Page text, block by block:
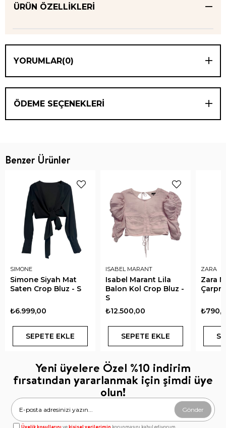
ÜRÜN ÖZELLIKLERI
YORUMLAR(0)
ÖDEME SEÇENEKLERI
Benzer Ürünler
SIMONE
Simone Siyah Mat
Saten Crop Bluz - S
₺6.999,00
SEPETE EKLE
ISABEL MARANT
Isabel Marant Lila
Balon Kol Crop Bluz -
S
₺12.500,00
SEPETE EKLE
ZARA
Zara
Yeni üyelere Özel %10 indirim
fırsatından yararlanmak için şimdi üye
olun!
Gönder
Üyelik koşullarını vekişisel verilerimin korunmasını kabul ediyorum.